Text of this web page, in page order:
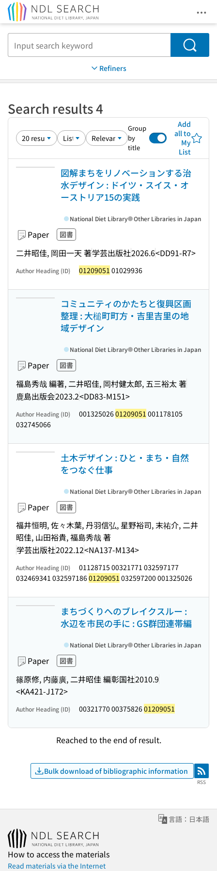
Search
Refiners
Search results 4
Group
by
title
Add
all to
My
List
図解まちをリノベーションする治
水デザイン : ドイツ・スイス・オ
ーストリア15の実践
Paper 図書
二井昭佳, 岡田一天 著学芸出版社2026.6<DD91-R7>
National Diet Library Other Libraries in Japan
Author Heading (ID) 01209051 01029936
コミュニティのかたちと復興区画
整理 : 大槌町町方・吉里吉里の地
域デザイン
Paper 図書
福島秀哉 編著, 二井昭佳, 岡村健太郎, 五三裕太 著
鹿島出版会2023.2<DD83-M151>
National Diet Library Other Libraries in Japan
Author Heading (ID) 00132502601209051 001178105
032745066
土木デザイン : ひと・まち・自然
をつなぐ仕事
Paper 図書
福井恒明, 佐々木葉, 丹羽信弘, 星野裕司, 末祐介, 二井
昭佳, 山田裕貴, 福島秀哉 著
学芸出版社2022.12<NA137-M134>
National Diet Library Other Libraries in Japan
Author Heading (ID)
01128715 00321771 032597177
032469341 03259718601209051 032597200 001325026
まちづくりへのブレイクスルー :
水辺を市民の手に : GS群団連帯編
Paper 図書
篠原修, 内藤廣, 二井昭佳 編彰国社2010.9
<KA421-J172>
National Diet Library Other Libraries in Japan
Author Heading (ID) 00321770 0037582601209051
Reached to the end of result.
Bulk download of bibliographic information RSS
RSS
言語：日本語
How to access the materials
Read materials via the Internet